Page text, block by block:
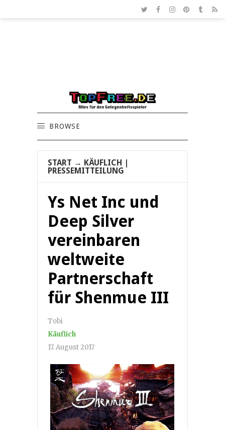
BROWSE
START → KÄUFLICH
PRESSEMITTEILUNG
Ys Net Inc und
Deep Silver
vereinbaren
weltweite
Partnerschaft
für Shenmue III
Tobi
Käuflich
17. August 2017